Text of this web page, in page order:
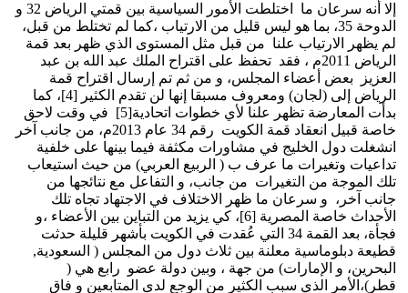
إلا أنه سرعان ما اختلطت الأمور السياسية بين قمتي الرياض 32 و
الدوحة 35، بما هو ليس قليل من الارتياب ،كما لم تختلط من قبل،
لم يظهر الارتياب علنا من قبل مثل المستوى الذي ظهر بعد قمة
الرياض 2011م ، فقد تحفظ على اقتراح الملك عبد الله بن عبد
العزيز بعض أعضاء المجلس، و من ثم تم إرسال اقتراح قمة
الرياض إلى (لجان) ومعروف مسبقا إنها لن تقدم الكثير [4]، كما
بدأت المعارضة تظهر علنا لأي خطوات اتحادية[5] في وقت لاحق
خاصة قبيل انعقاد قمة الكويت رقم 34 عام 2013م، من جانب آخر
انشغلت دول الخليج في مشاورات مكثفة فيما بينها على خلفية
تداعيات وتغيرات ما عرف ب ( الربيع العربي) من حيث استيعاب
تلك الموجة من التغيرات من جانب، و التفاعل مع نتائجها من
جانب آخر، و سرعان ما ظهر الاختلاف في الاجتهاد تجاه تلك
الأحداث خاصة المصرية [6]، كي يزيد من التباين بين الأعضاء ،و
فجأة، بعد القمة 34 التي عُقدت في الكويت بأشهر قليلة حدثت
قطيعة دبلوماسية معلنة بين ثلاث دول من المجلس ( السعودية,
البحرين، و الإمارات) من جهة ، وبين دولة عضو رابع هي (
قطر)،الأمر الذي سبب الكثير من الوجع لدى المتابعين و فاق